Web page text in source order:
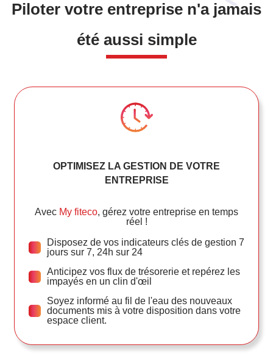
Piloter votre entreprise n'a jamais
été aussi simple
OPTIMISEZ LA GESTION DE VOTRE
ENTREPRISE
Avec My fiteco, gérez votre entreprise en temps
réel !
Disposez de vos indicateurs clés de gestion 7
jours sur 7, 24h sur 24
Anticipez vos flux de trésorerie et repérez les
impayés en un clin d'œil
Soyez informé au fil de l'eau des nouveaux
documents mis à votre disposition dans votre
espace client.